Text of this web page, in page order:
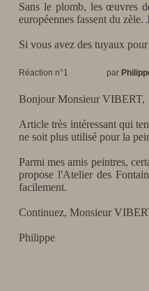
Sans le plomb, les œuvres
européennes fassent du
Si vous avez des tuyaux
Réaction n°1 par
Bonjour Monsieur VIBERT,
Article très intéressant qui
ne soit plus utilisé pour la
Parmi mes amis peintres,
propose l'Atelier des
facilement.
Continuez, Monsieur
Philippe